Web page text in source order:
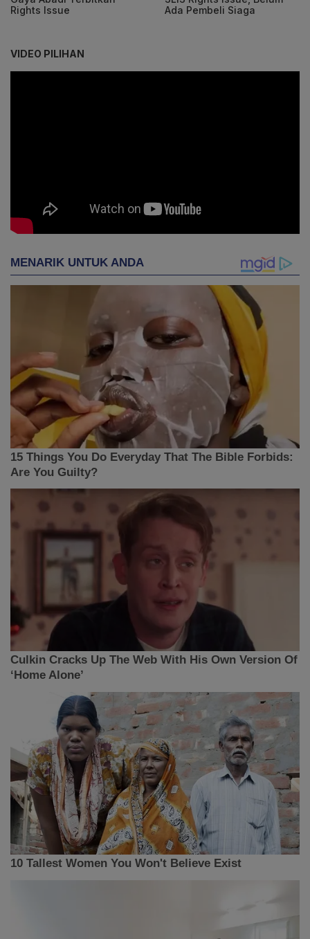
Rights Issue
Ada Pembeli Siaga
VIDEO PILIHAN